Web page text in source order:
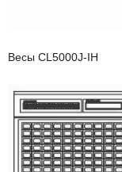
Весы CL5000J-IH